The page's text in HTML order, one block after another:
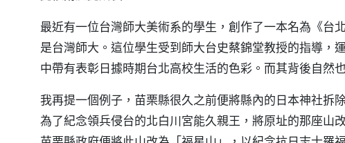
最近有一位台灣師大美術系的學生，創作了一本名為《台
是台灣師大。這位學生受到師大台史蔡錦堂教授的指導，
中帶有表彰日據時期台北高校生活的色彩。而其背後自然
我再提一個例子，苗栗縣很久之前便將縣內的日本神社拆
為了紀念領兵侵台的北白川宮能久親王，將原址的那座山